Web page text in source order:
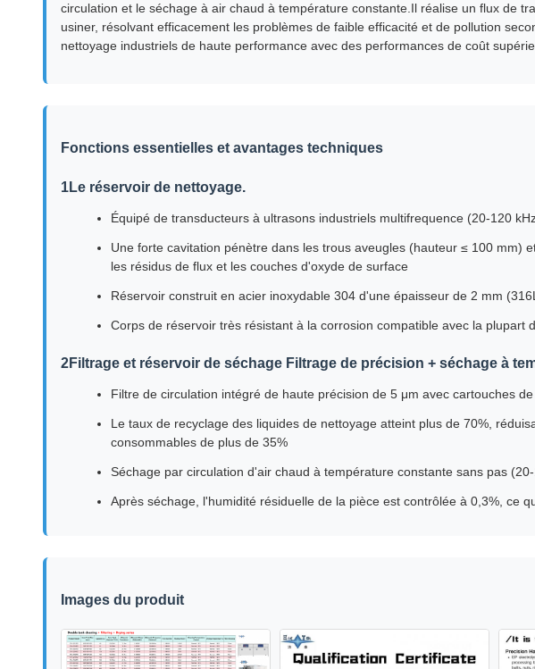
circulation et le séchage à air chaud à température constante.Il réalise un flux de
usiner, résolvant efficacement les problèmes de faible efficacité et de pollution
nettoyage industriels de haute performance avec des performances de coût
Fonctions essentielles et avantages techniques
1Le réservoir de nettoyage.
Équipé de transducteurs à ultrasons industriels multifrequence (20-120
Une forte cavitation pénètre dans les trous aveugles (hauteur ≤ 100 mm)
les résidus de flux et les couches d'oxyde de surface
Réservoir construit en acier inoxydable 304 d'une épaisseur de 2 mm
Corps de réservoir très résistant à la corrosion compatible avec la
2Filtrage et réservoir de séchage Filtrage de précision + séchage à
Filtre de circulation intégré de haute précision de 5 μm avec cartouches
Le taux de recyclage des liquides de nettoyage atteint plus de 70%,
consommables de plus de 35%
Séchage par circulation d'air chaud à température constante sans pas
Après séchage, l'humidité résiduelle de la pièce est contrôlée à 0,3%, ce
Images du produit